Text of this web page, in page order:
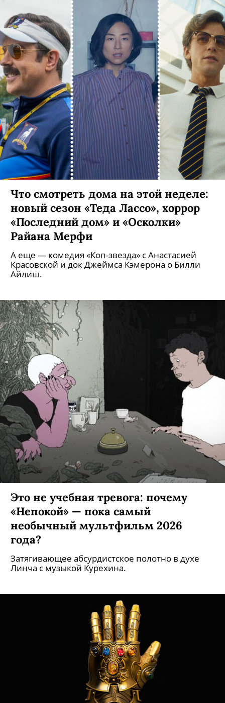
Что смотреть дома на этой неделе:
новый сезон «Теда Лассо», хоррор
«Последний дом» и «Осколки»
Райана Мерфи
А еще — комедия «Коп-звезда» с Анастасией
Красовской и док Джеймса Кэмерона о Билли
Айлиш.
Это не учебная тревога: почему
«Непокой» — пока самый
необычный мультфильм 2026
года?
Затягивающее абсурдистское полотно в духе
Линча с музыкой Курехина.